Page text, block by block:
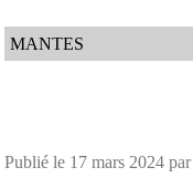
MANTES
Publié le 17 mars 2024 par